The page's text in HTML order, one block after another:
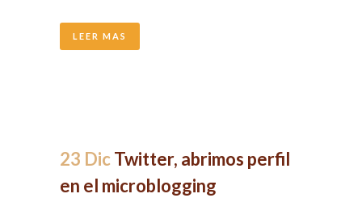
LEER MAS
23 DicTwitter, abrimos perfil
en el microblogging